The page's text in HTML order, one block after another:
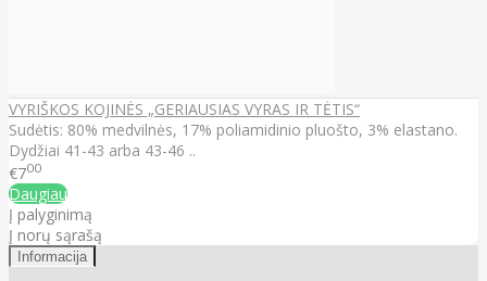
VYRIŠKOS KOJINĖS „GERIAUSIAS VYRAS IR TĖTIS“
Sudėtis: 80% medvilnės, 17% poliamidinio pluošto, 3% elastano.
Dydžiai 41-43 arba 43-46 ..
€700
Daugiau
Į palyginimą
Į norų sąrašą
Informacija